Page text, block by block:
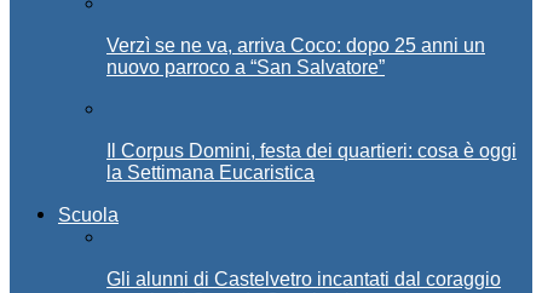
Verzì se ne va, arriva Coco: dopo 25 anni un
nuovo parroco a “San Salvatore”
Il Corpus Domini, festa dei quartieri: cosa è oggi
la Settimana Eucaristica
Scuola
Gli alunni di Castelvetro incantati dal coraggio